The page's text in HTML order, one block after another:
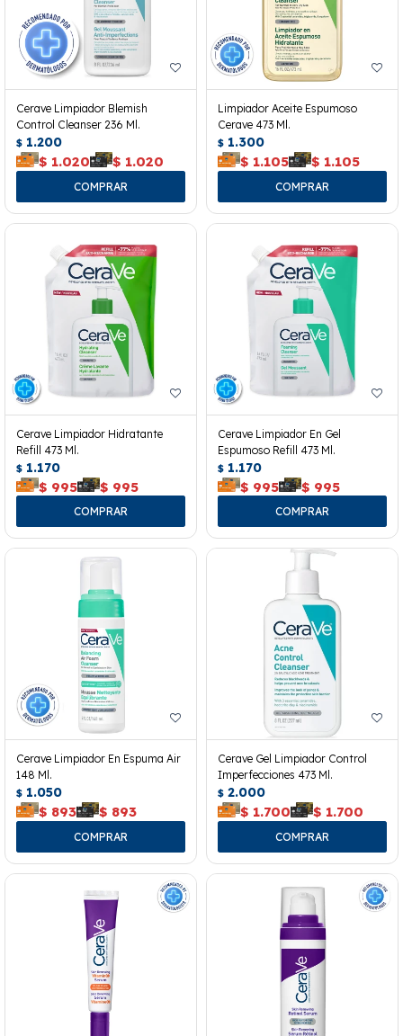
Cerave Limpiador Blemish
Control Cleanser 236 Ml.
$ 1.200
$ 1.020 $ 1.020
Limpiador Aceite Espumoso
Cerave 473 Ml.
$ 1.300
$ 1.105 $ 1.105
Cerave Limpiador Hidratante
Refill 473 Ml.
$ 1.170
$ 995 $ 995
Cerave Limpiador En Gel
Espumoso Refill 473 Ml.
$ 1.170
$ 995 $ 995
Cerave Limpiador En Espuma Air
148 Ml.
$ 1.050
$ 893 $ 893
Cerave Gel Limpiador Control
Imperfecciones 473 Ml.
$ 2.000
$ 1.700 $ 1.700